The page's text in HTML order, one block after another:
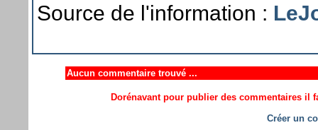
Source de l'information :
Aucun commentaire trouvé ...
Dorénavant pour publier des commentaires il
Créer un